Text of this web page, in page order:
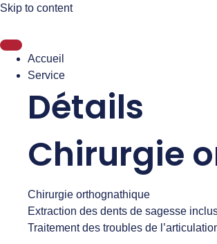
Skip to content
Accueil
Service
Détails
Chirurgie
Chirurgie orthognathique
Extraction des dents de sagesse
Traitement des troubles de